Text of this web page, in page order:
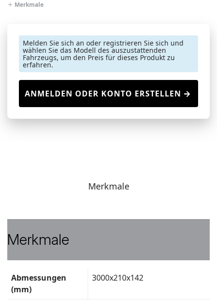
Merkmale
Melden Sie sich an oder registrieren Sie sich und
wählen Sie das Modell des auszustattenden
Fahrzeugs, um den Preis für dieses Produkt zu
erfahren.
ANMELDEN ODER KONTO ERSTELLEN
Merkmale
Merkmale
Daten
Abmessungen
(mm)
3000x210x142